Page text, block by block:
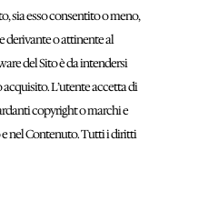
sia esso consentito o meno,
derivante o attinente al
del Sito è da intendersi
L’utente accetta di
copyright o marchi e
nel Contenuto. Tutti i diritti